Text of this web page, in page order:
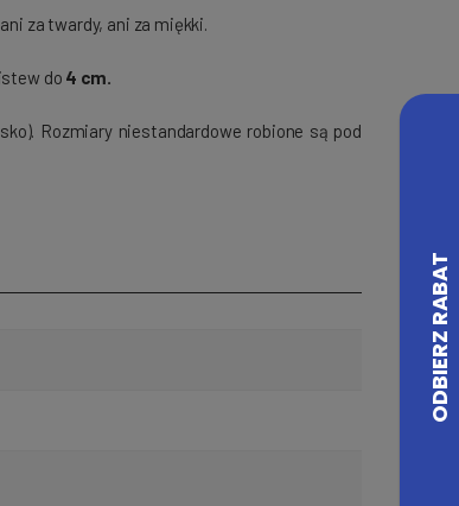
za twardy, ani za miękki.
do 4 cm.
Rozmiary niestandardowe robione są pod